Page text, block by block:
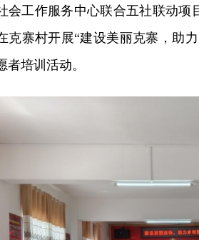
会工作服务中心联合五社联动项
克寨村开展“建设美丽克寨，助
者培训活动。